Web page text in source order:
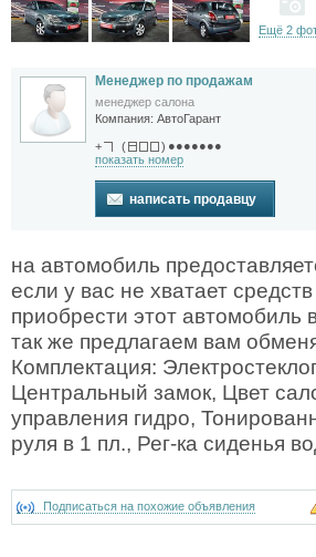
Ещё 2
Менеджер по продажам
менеджер салона
Компания: АвтоГарант
+ ( ) ●●●●●●●
показать номер
написать продавцу
на автомобиль
если у вас не хватает
приобрести этот автомобиль
так же предлагаем вам
Комплектация:
Центральный замок, Цвет
управления гидро,
руля в 1 пл., Рег-ка сиденья
Подписаться на похожие объявления